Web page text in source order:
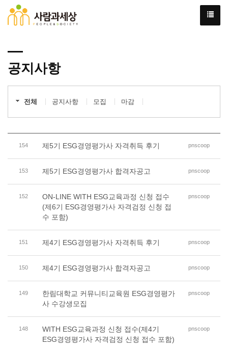
공지사항
전체 공지사항 모집 마감
154 제5기 ESG경영평가사 자격취득 후기 pnscoop
153 제5기 ESG경영평가사 합격자공고 pnscoop
152
ON-LINE WITH ESG교육과정 신청 접수
(제6기 ESG경영평가사 자격검정 신청 접
수 포함)
pnscoop
151 제4기 ESG경영평가사 자격취득 후기 pnscoop
150 제4기 ESG경영평가사 합격자공고 pnscoop
149
한림대학교 커뮤니티교육원 ESG경영평가
사 수강생모집
pnscoop
148
WITH ESG교육과정 신청 접수(제4기
ESG경영평가사 자격검정 신청 접수 포함)
pnscoop